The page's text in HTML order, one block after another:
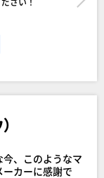
、このようなマ
カーに感謝で